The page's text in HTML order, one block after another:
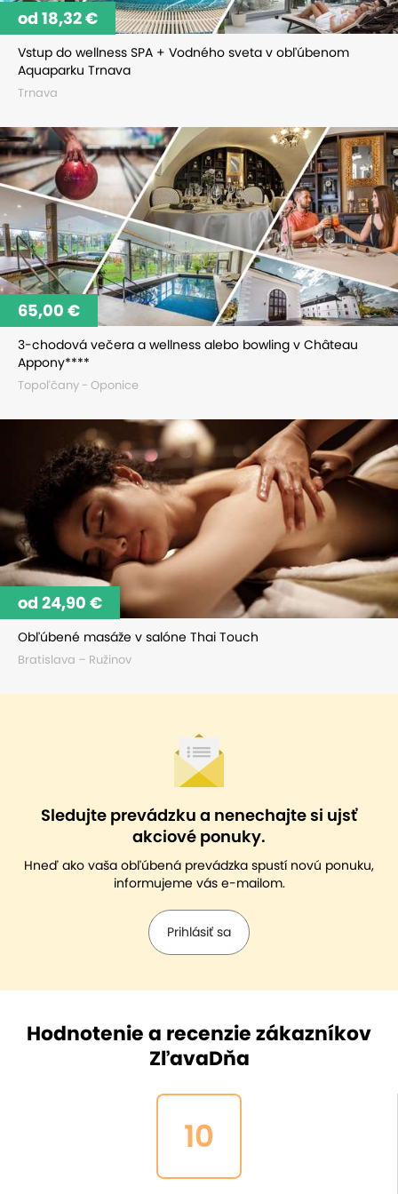
Vstup do wellness SPA + Vodného sveta v obľúbenom
Aquaparku Trnava
Trnava
od 18,32 €
3-chodová večera a wellness alebo bowling v Château
Appony****
Topoľčany - Oponice
65,00 €
Obľúbené masáže v salóne Thai Touch
Bratislava – Ružinov
od 24,90 €
Sledujte prevádzku a nenechajte si ujsť
akciové ponuky.
Hneď ako vaša obľúbená prevádzka spustí novú ponuku,
informujeme vás e-mailom.
Prihlásiť sa
Hodnotenie a recenzie zákazníkov
ZľavaDňa
10